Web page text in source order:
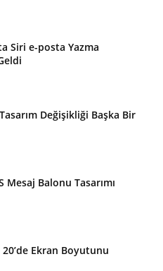
Siri e-posta Yazma
Değişikliği Başka Bir
Mesaj Balonu Tasarımı
Ekran Boyutunu